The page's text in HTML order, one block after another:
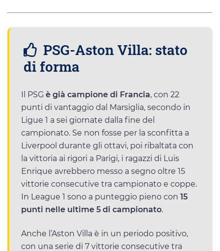
PSG-Aston Villa: stato
di forma
Il PSG è già campione di Francia, con 22
punti di vantaggio dal Marsiglia, secondo in
Ligue 1 a sei giornate dalla fine del
campionato. Se non fosse per la sconfitta a
Liverpool durante gli ottavi, poi ribaltata con
la vittoria ai rigori a Parigi, i ragazzi di Luis
Enrique avrebbero messo a segno oltre 15
vittorie consecutive tra campionato e coppe.
In League 1 sono a punteggio pieno con 15
punti nelle ultime 5 di campionato.
Anche l’Aston Villa è in un periodo positivo,
con una serie di 7 vittorie consecutive tra